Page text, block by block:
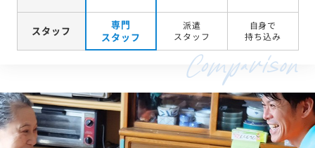
スタッフ
専門
スタッフ
派遣
スタッフ
自身で
持ち込み